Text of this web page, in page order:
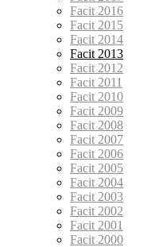
Facit 2016
Facit 2015
Facit 2014
Facit 2013
Facit 2012
Facit 2011
Facit 2010
Facit 2009
Facit 2008
Facit 2007
Facit 2006
Facit 2005
Facit 2004
Facit 2003
Facit 2002
Facit 2001
Facit 2000